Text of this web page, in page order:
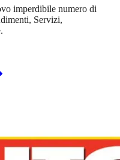
imperdibile numero di
Servizi,